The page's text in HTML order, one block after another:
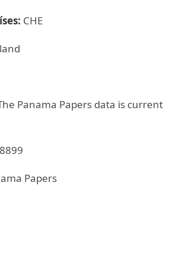
CHE
Panama Papers data is current
Papers